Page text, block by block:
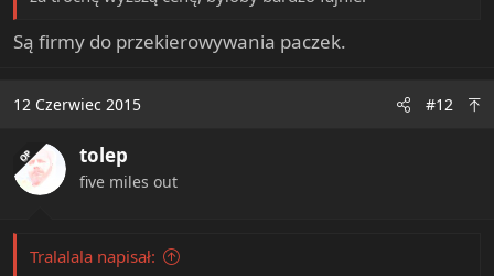
Są firmy do przekierowywania paczek.
12 Czerwiec 2015 #12
OP tolep
five miles out
Tralalala napisał: